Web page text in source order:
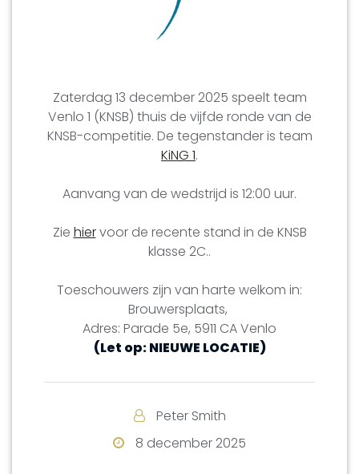
Zaterdag 13 december 2025 speelt team
Venlo 1 (KNSB) thuis de vijfde ronde van de
KNSB-competitie. De tegenstander is team
KiNG 1.
Aanvang van de wedstrijd is 12:00 uur.
Zie hiervoor de recente stand in de KNSB
klasse 2C..
Toeschouwers zijn van harte welkom in:
Brouwersplaats,
Adres: Parade 5e, 5911 CA Venlo
(Let op: NIEUWE LOCATIE)
Peter Smith
8 december 2025